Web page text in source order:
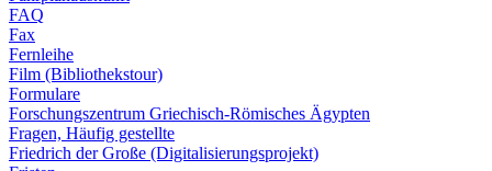
FAQ
Fax
Fernleihe
Film (Bibliothekstour)
Formulare
Forschungszentrum Griechisch-Römisches Ägypten
Fragen, Häufig gestellte
Friedrich der Große (Digitalisierungsprojekt)